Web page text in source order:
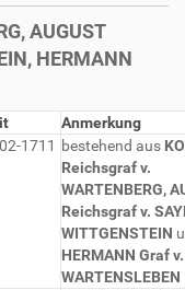
AUGUST
HERMANN
Anmerkung
1711 bestehend aus
Reichsgraf v.
WARTENBERG,
Reichsgraf v.
WITTGENSTEIN
HERMANN Graf v.
WARTENSLEBEN